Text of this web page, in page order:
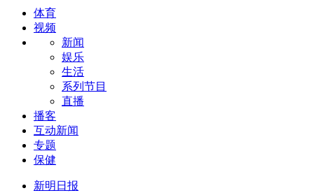
体育
视频
新闻
娱乐
生活
系列节目
直播
播客
互动新闻
专题
保健
新明日报